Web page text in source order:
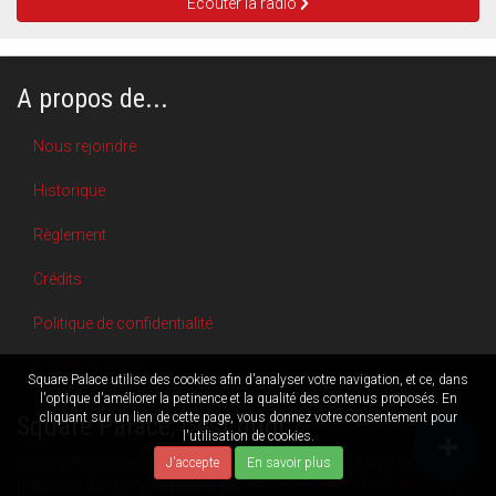
Square Palace utilise des cookies afin d'analyser votre navigation, et ce, dans
l'optique d'améliorer la petinence et la qualité des contenus proposés. En
cliquant sur un lien de cette page, vous donnez votre consentement pour
l'utilisation de cookies.
J'accepte
En savoir plus
Écouter la radio
A propos de...
Nous rejoindre
Historique
Règlement
Crédits
Politique de confidentialité
Square Palace, c'est quoi ?
Square Palace est un site web créé en2000. Le but était de
proposer des encyclopédies surSecret of Mana